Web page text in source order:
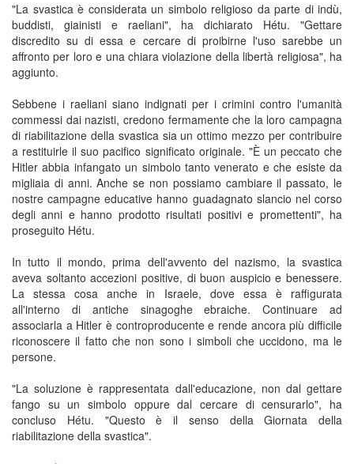
"La svastica è considerata un simbolo religioso da parte di indù,
buddisti, giainisti e raeliani", ha dichiarato Hétu. "Gettare
discredito su di essa e cercare di proibirne l'uso sarebbe un
affronto per loro e una chiara violazione della libertà religiosa", ha
aggiunto.
Sebbene i raeliani siano indignati per i crimini contro l'umanità
commessi dai nazisti, credono fermamente che la loro campagna
di riabilitazione della svastica sia un ottimo mezzo per contribuire
a restituirle il suo pacifico significato originale. "È un peccato che
Hitler abbia infangato un simbolo tanto venerato e che esiste da
migliaia di anni. Anche se non possiamo cambiare il passato, le
nostre campagne educative hanno guadagnato slancio nel corso
degli anni e hanno prodotto risultati positivi e promettenti", ha
proseguito Hétu.
In tutto il mondo, prima dell'avvento del nazismo, la svastica
aveva soltanto accezioni positive, di buon auspicio e benessere.
La stessa cosa anche in Israele, dove essa è raffigurata
all'interno di antiche sinagoghe ebraiche. Continuare ad
associarla a Hitler è controproducente e rende ancora più difficile
riconoscere il fatto che non sono i simboli che uccidono, ma le
persone.
"La soluzione è rappresentata dall'educazione, non dal gettare
fango su un simbolo oppure dal cercare di censurarlo", ha
concluso Hétu. "Questo è il senso della Giornata della
riabilitazione della svastica".